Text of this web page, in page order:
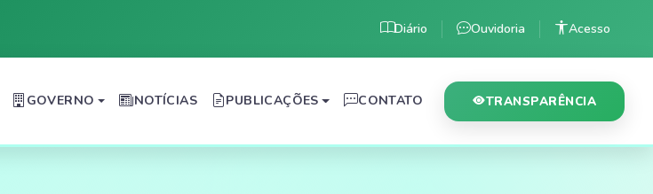
Diário Ouvidoria Acesso
GOVERNO NOTÍCIAS PUBLICAÇÕES CONTATO TRANSPARÊNCIA